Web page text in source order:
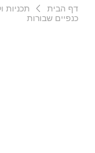
דף הבית תכניות
כנפיים שבורות